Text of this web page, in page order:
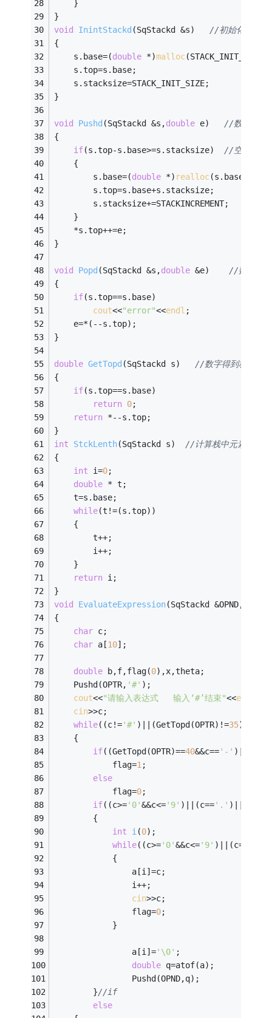
	}
}
void
InintStackd (SqStackd &s)
//初始化数字栈
{
	s.base=(
double *)malloc(STACK_INIT_SIZE*
	s.top=s.base;
	s.stacksize=STACK_INIT_SIZE;
}
void Pushd (SqStackd &s,double e)
//数字压栈
{
if(s.top-s.base>=s.stacksize) //空间不够
	{
		s.base=(
double *) realloc
		s.top=s.base+s.stacksize;
		s.stacksize+=STACKINCREMENT;
	}
	*s.top++=e;
}
void Popd (SqStackd &s,double &e)
//数字出
{
if(s.top==s.base)
cout<<"error"<<endl ;
	e=*(--s.top);
}
double GetTopd (SqStackd s)
//数字得到栈顶元
{
if(s.top==s.base)
return 0;
return *--s.top;
}
int
StckLenth(SqStackd s)
//计算栈中元素个数
{
int i=0;
double * t;
	t=s.base;
while(t!=(s.top))
	{
		t++;
		i++;
	}
return i;
}
void
EvaluateExpression(SqStackd
{
char c;
char a[10];
double b,f,flag(0),x,theta;
	Pushd(OPTR,
'#' );
cout<<"请输入表达式   输入‘#’结束"<<endl
cin>>c;
while((c!='#' )||(GetTopd(OPTR)!=35))
	{
if((GetTopd(OPTR)==40&&c=='-'
			flag=
1;
else
			flag=
0;
if((c>='0'&&c<='9' )||(c=='.'
		{
int
i(0) ;
while((c>='0'&&c<='9' )||(c==
			{
				a[i]=c;
				i++;
cin>>c;
				flag=
0;
				a[i]=
'\0' ;
double q=atof(a);
				Pushd(OPND,q);
		}
//if
else